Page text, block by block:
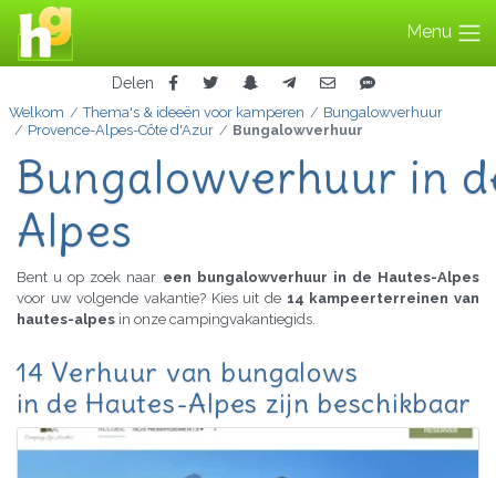
Menu
Delen
Welkom Thema's & ideeën voor kamperen
Bungalowverhuur
Provence-Alpes-Côte d'Azur
Bungalowverhuur
Bungalowverhuur in
Alpes
Bent u op zoek naar een bungalowverhuur in de Hautes-Alpes
voor uw volgende vakantie? Kies uit de 14 kampeerterreinen van
hautes-alpes in onze campingvakantiegids.
14 Verhuur van bungalows
in de Hautes-Alpes zijn beschikbaar